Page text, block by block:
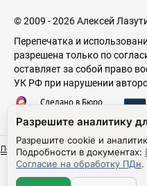
© 2009 - 2026 Алексей
Перепечатка и
разрешена только по
оставляет за собой право
УК РФ при нарушении
Сделано в Бюро
Политика обработки персональных
Разрешите аналитику
Разрешите cookie и
Подробности в документах:
Согласие на обработку ПДн.